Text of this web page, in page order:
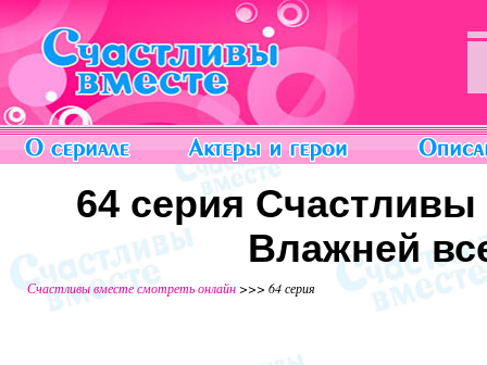
64 серия
Влажней
Счастливы вместе смотреть онлайн>>> 64 серия